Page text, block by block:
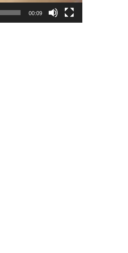
00:09